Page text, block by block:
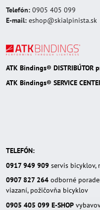
Telefón: 0905 405 099
E-mail: eshop@skialpinista.sk
ATK Bindings® DISTRIBÚTOR
ATK Bindings® SERVICE
TELEFÓN:
0917 949 909 servis bicyklov,
0907 827 264 odborné
viazaní, požičovňa bicyklov
0905 405 099 E-SHOP